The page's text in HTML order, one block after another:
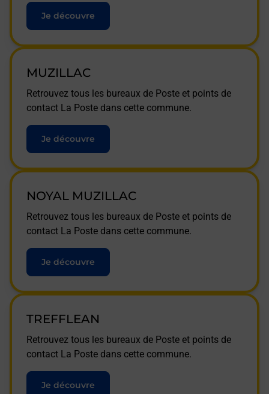
Je découvre
MUZILLAC
Retrouvez tous les bureaux de Poste et points de
contact La Poste dans cette commune.
Je découvre
NOYAL MUZILLAC
Retrouvez tous les bureaux de Poste et points de
contact La Poste dans cette commune.
Je découvre
TREFFLEAN
Retrouvez tous les bureaux de Poste et points de
contact La Poste dans cette commune.
Je découvre